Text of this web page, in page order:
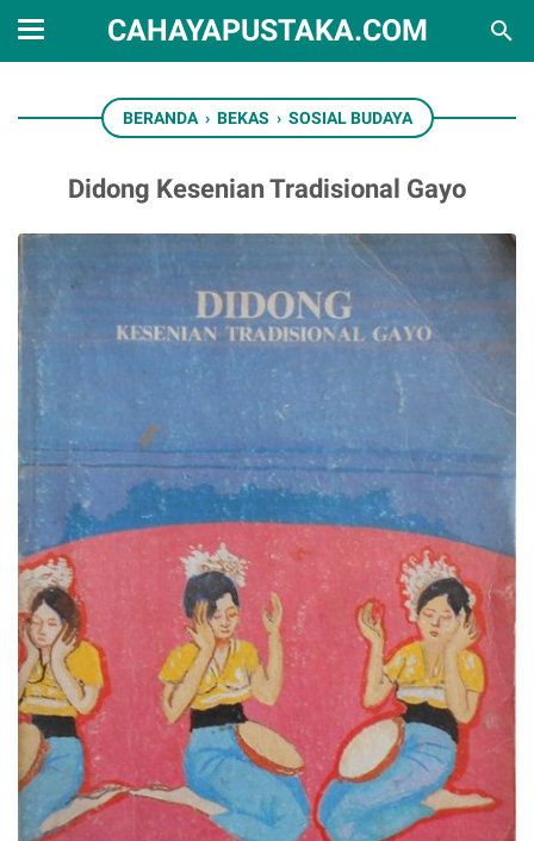
CAHAYAPUSTAKA.COM
BERANDA › BEKAS › SOSIAL BUDAYA
Didong Kesenian Tradisional Gayo